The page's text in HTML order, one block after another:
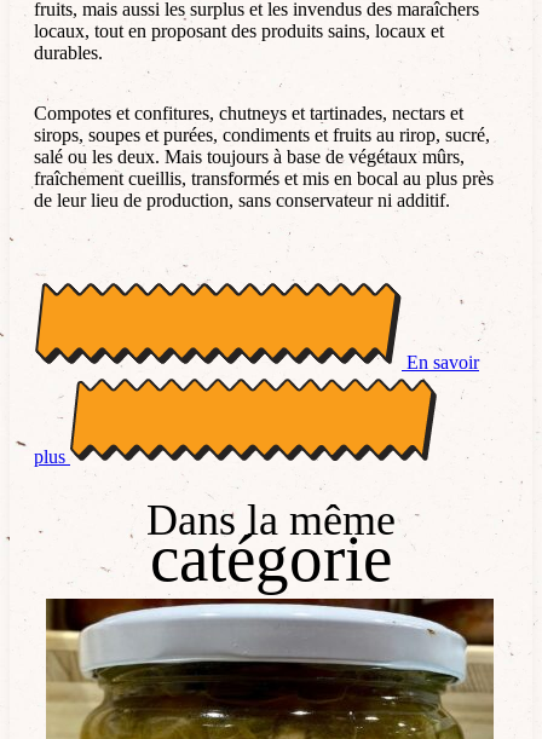
fruits, mais aussi les surplus et les invendus des maraîchers
locaux, tout en proposant des produits sains, locaux et
durables.
Compotes et confitures, chutneys et tartinades, nectars et
sirops, soupes et purées, condiments et fruits au rirop, sucré,
salé ou les deux. Mais toujours à base de végétaux mûrs,
fraîchement cueillis, transformés et mis en bocal au plus près
de leur lieu de production, sans conservateur ni additif.
En savoir
plus
Dans la même
catégorie